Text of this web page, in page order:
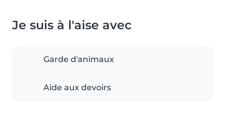
Je suis à l'aise avec
Garde d'animaux
Aide aux devoirs